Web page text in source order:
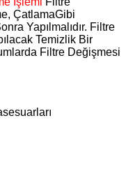
ÇatlamaGibi
Yapılmalıdır. Filtre
Temizlik Bir
Filtre Değişmesi